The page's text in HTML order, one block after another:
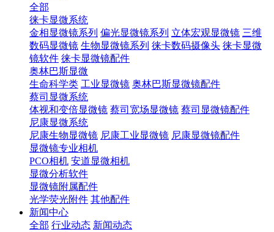
全部
徕卡显微系统
金相显微镜系列 偏光显微镜系列 立体宏观显微镜 三维
数码显微镜 生物显微镜系列 徕卡数码摄像头 徕卡显微
镜软件 徕卡显微镜配件
奥林巴斯显微
生命科学类 工业显微镜 奥林巴斯显微镜配件
蔡司显微系统
体视和变倍显微镜 蔡司宽场显微镜 蔡司显微镜配件
尼康显微系统
尼康生物显微镜 尼康工业显微镜 尼康显微镜配件
显微镜专业相机
PCO相机 安道显微相机
显微分析软件
显微镜附属配件
光学荧光附件 其他配件
新闻中心
全部 行业动态 新闻动态